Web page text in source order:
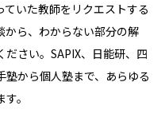
いた教師をリクエストする
から、わからない部分の解
さい。SAPIX、日能研、四
から個人塾まで、あらゆる
。